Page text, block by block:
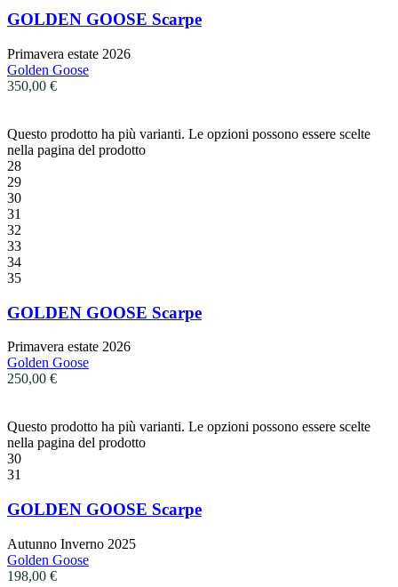
GOLDEN GOOSE Scarpe
Primavera estate 2026
Golden Goose
350,00 €
Questo prodotto ha più varianti. Le opzioni possono essere scelte
nella pagina del prodotto
28
29
30
31
32
33
34
35
GOLDEN GOOSE Scarpe
Primavera estate 2026
Golden Goose
250,00 €
Questo prodotto ha più varianti. Le opzioni possono essere scelte
nella pagina del prodotto
30
31
GOLDEN GOOSE Scarpe
Autunno Inverno 2025
Golden Goose
198,00 €